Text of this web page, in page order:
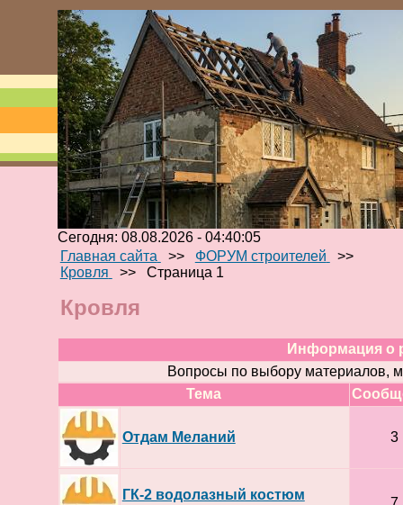
Сегодня: 08.08.2026 - 04:40:05
Главная сайта
>> ФОРУМ строителей
>>
Кровля
>> Страница 1
Кровля
Информация о
Вопросы по выбору материалов,
Тема
Отдам Меланий 3
ГК-2 водолазный костюм